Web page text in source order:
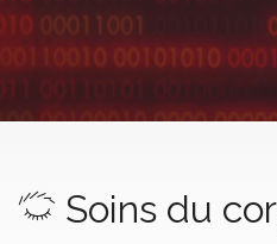
Soins du